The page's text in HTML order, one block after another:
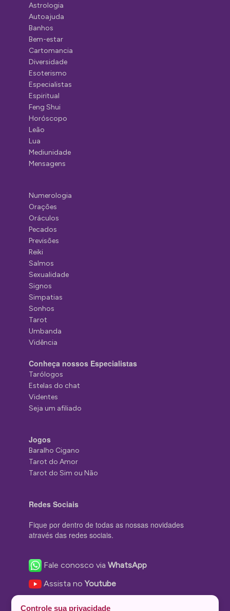
Astrologia
Autoajuda
Banhos
Bem-estar
Cartomancia
Diversidade
Esoterismo
Especialistas
Espiritual
Feng Shui
Horóscopo
Leão
Lua
Mediunidade
Mensagens
Numerologia
Orações
Oráculos
Pecados
Previsões
Reiki
Salmos
Sexualidade
Signos
Simpatias
Sonhos
Tarot
Umbanda
Vidência
Conheça nossos Especialistas
Tarólogos
Estelas do chat
Videntes
Seja um afiliado
Jogos
Baralho Cigano
Tarot do Amor
Tarot do Sim ou Não
Redes Sociais
Fique por dentro de todas as nossas novidades
através das redes sociais.
Fale conosco viaWhatsApp
Assista noYoutube
Controle sua privacidade